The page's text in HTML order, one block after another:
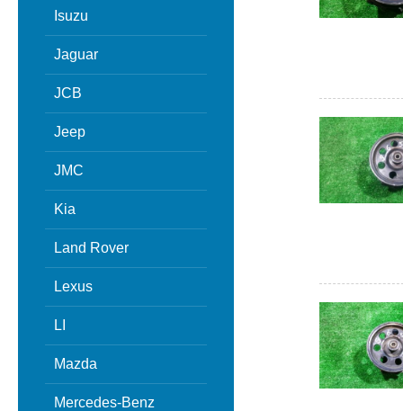
Isuzu
Jaguar
JCB
Jeep
JMC
Kia
Land Rover
Lexus
LI
Mazda
Mercedes-Benz